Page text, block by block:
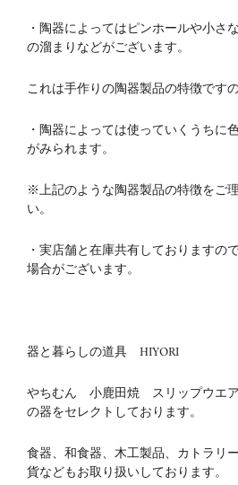
・陶器によってはピンホールや小さ
の溜まりなどがございます。
これは手作りの陶器製品の特徴です
・陶器によっては使っていくうちに
がみられます。
※上記のような陶器製品の特徴をご
い。
・実店舗と在庫共有しておりますの
場合がございます。
器と暮らしの道具 HIYORI
やちむん 小鹿田焼 スリップウエ
の器をセレクトしております。
食器、和食器、木工製品、カトラリ
貨などもお取り扱いしております。